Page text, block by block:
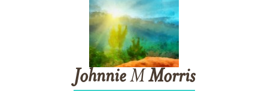
JohnnieM Morris